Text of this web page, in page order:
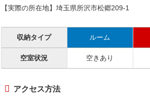
【実際の所在地】埼玉県所沢市松郷209-1
収納タイプ ルーム
空室状況 空きあり
アクセス方法